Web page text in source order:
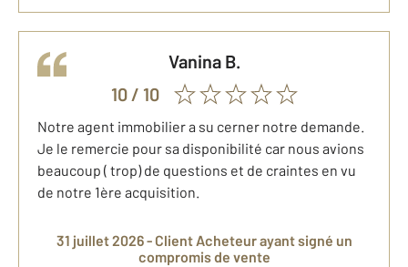
vanina B.
10/ 10
Notre agent immobilier a su cerner notre demande.
Je le remercie pour sa disponibilité car nous avions
beaucoup ( trop) de questions et de craintes en vu
de notre 1ère acquisition.
31 juillet 2026 - Client Acheteurayant signé un
compromis de vente